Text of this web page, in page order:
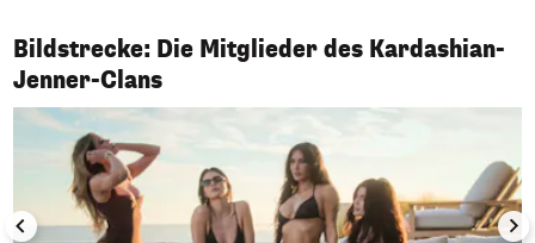
Bildstrecke: Die Mitglieder des Kardashian-
Jenner-Clans
1/15